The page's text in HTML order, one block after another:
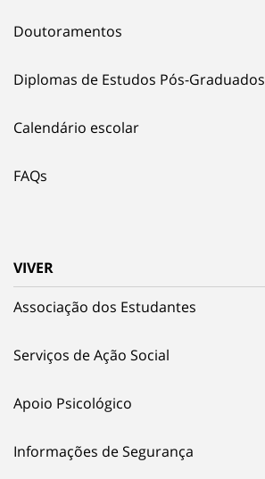
Doutoramentos
Diplomas de Estudos Pós-Graduados
Calendário escolar
FAQs
VIVER
Associação dos Estudantes
Serviços de Ação Social
Apoio Psicológico
Informações de Segurança